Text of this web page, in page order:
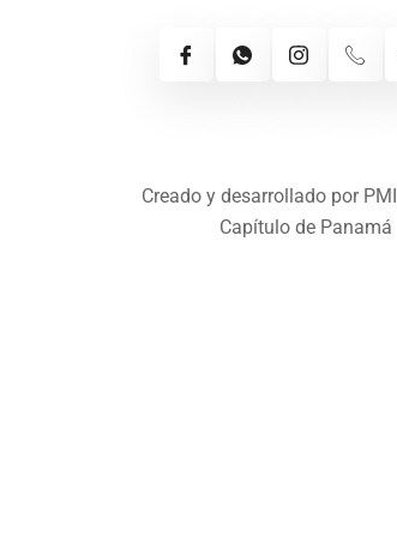
Creado y desarrollado por PMI
Capítulo de Panamá